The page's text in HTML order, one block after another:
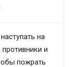
на
и
пожрать